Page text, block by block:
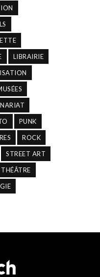
LIBRAIRIE
PUNK
ROCK
STREET ART
THÉÂTRE